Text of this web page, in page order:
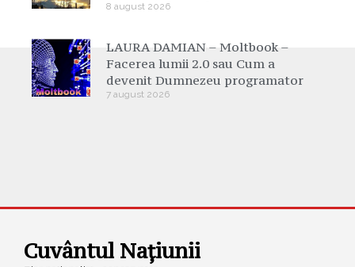
8 august 2026
LAURA DAMIAN – Moltbook –
Facerea lumii 2.0 sau Cum a
devenit Dumnezeu programator
7 august 2026
Cuvântul Națiunii